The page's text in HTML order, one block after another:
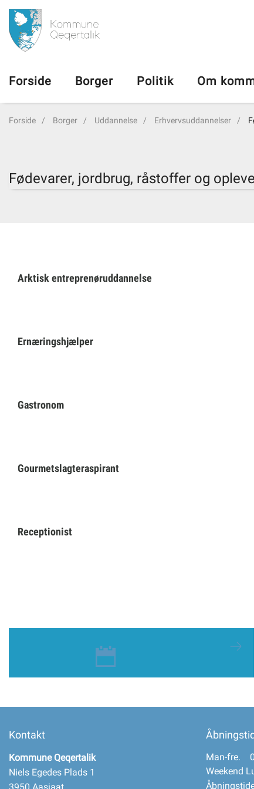
Om kommunen
Forside Borger Politik Om
Forside Borger Uddannelse Erhvervsuddannelser
Fødevarer, jordbrug, råstoffer og
Arktisk entreprenøruddannelse
Ernæringshjælper
Gastronom
Gourmetslagteraspirant
Receptionist
Kontakt
Kommune Qeqertalik
Niels Egedes Plads 1
Man-fre.
Weekend